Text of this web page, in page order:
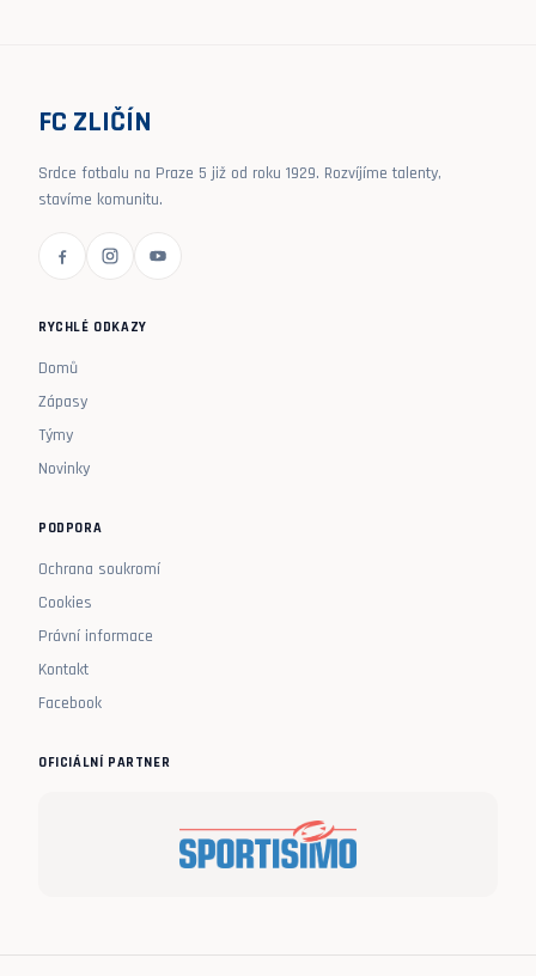
FC ZLIČÍN
Srdce fotbalu na Praze 5 již od roku 1929. Rozvíjíme talenty,
stavíme komunitu.
RYCHLÉ ODKAZY
Domů
Zápasy
Týmy
Novinky
PODPORA
Ochrana soukromí
Cookies
Právní informace
Kontakt
Facebook
OFICIÁLNÍ PARTNER